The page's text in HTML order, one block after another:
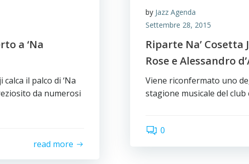
a ‘Na
il palco di ‘Na
da numerosi
read more
by Jazz Agenda
Settembre 28, 2015
Riparte Na’ Cosetta
Rose e Alessandro
Viene riconfermato uno
stagione musicale del club
0